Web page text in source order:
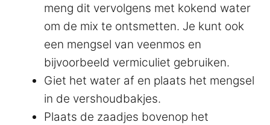
meng dit vervolgens met kokend water
om de mix te ontsmetten. Je kunt ook
een mengsel van veenmos en
bijvoorbeeld vermiculiet gebruiken.
Giet het water af en plaats het mengsel
in de vershoudbakjes.
Plaats de zaadjes bovenop het